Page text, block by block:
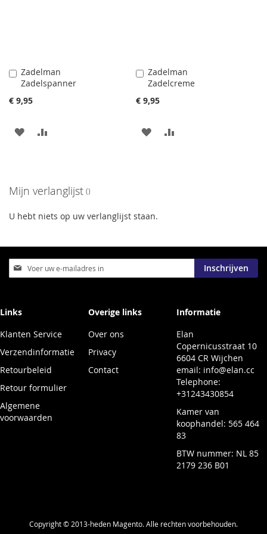
Zadelman
Zadelspanner
€ 9,95
In
Winkelwagen
VOEG
VERLANGLIJST
VERGELIJKEN
Zadelman
Zadelcreme
€ 9,95
In
Winkelwagen
VOEG
Mijn verlanglijst
U hebt niets op uw verlanglijst staan.
Abonneer
u
nieuwsbrief
Inschrijven
Links
Klanten Service
Verzendinformatie
Retourbeleid
Retour formulier
Algemene
voorwaarden
Overige links
Over ons
Privacy
Contact
Informatie
Elan
Copernicusstraat 10
6604 CR Wijchen
email: info@elan.cc
Telephone:
+31243430854
Kamer van
koophandel: 565 464
83
BTW nummer: NL 85
2179 236 B01
Copyright © 2013-heden Magento. Alle rechten voorbehouden.